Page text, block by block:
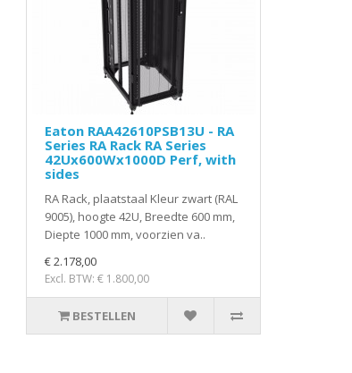
Eaton RAA42610PSB13U - RA
Series RA Rack RA Series
42Ux600Wx1000D Perf, with
sides
RA Rack, plaatstaal Kleur zwart (RAL
9005), hoogte 42U, Breedte 600 mm,
Diepte 1000 mm, voorzien va..
€ 2.178,00
Excl. BTW: € 1.800,00
BESTELLEN